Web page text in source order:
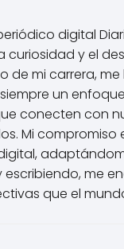
digital
y el
mi carrera,
un
conecten con
Mi compromiso
me
que el